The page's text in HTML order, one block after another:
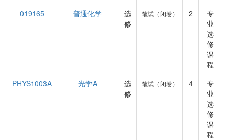
019165
普通化学
选
修
笔试（闭卷） 2
专
业
选
修
课
程
PHYS1003A
光学A
选
修
笔试（闭卷） 4
专
业
选
修
课
程